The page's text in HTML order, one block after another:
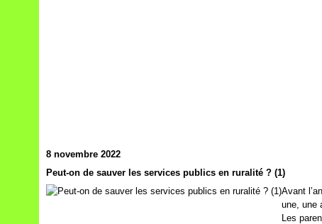
8 novembre 2022
Peut-on de sauver les services publics en ruralité ? (1)
Avant
une, une
Les